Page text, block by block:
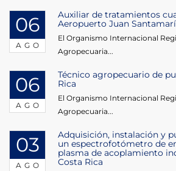
06
AGO
Auxiliar de tratamientos
Aeropuerto Juan
El Organismo Internacional
Agropecuaria...
06
AGO
Técnico agropecuario de
Rica
El Organismo Internacional
Agropecuaria...
03
AGO
Adquisición, instalación y
un espectrofotómetro de
plasma de acoplamiento
Costa Rica